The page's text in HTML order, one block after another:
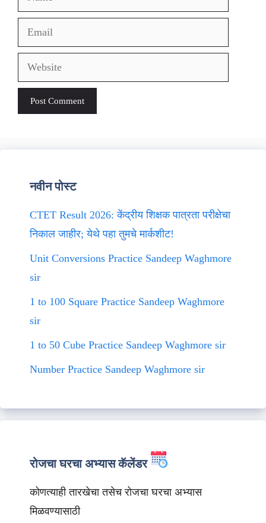
Email
Website
नवीन पोस्ट
CTET Result 2026: केंद्रीय शिक्षक पात्रता परीक्षेचा
निकाल जाहीर; येथे पहा तुमचे मार्कशीट!
Unit Conversions Practice Sandeep Waghmore
sir
1 to 100 Square Practice Sandeep Waghmore
sir
1 to 50 Cube Practice Sandeep Waghmore sir
Number Practice Sandeep Waghmore sir
रोजचा घरचा अभ्यास कॅलेंडर
कोणत्याही तारखेचा तसेच रोजचा घरचा अभ्यास
मिळवण्यासाठी